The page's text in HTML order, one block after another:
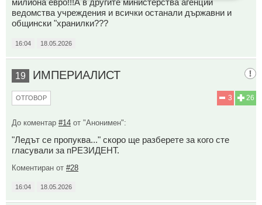
ведомства учреждения и всички останали държавни и
общински "хранилки???
16:04 18.05.2026
19 ИМПЕРИАЛИСТ
26
3
ОТГОВОР
До коментар #14 от "Анонимен":
"Ледът се пропуква..." скоро ще разберете за кого сте
гласували за пРЕЗИДЕНТ.
Коментиран от #28
16:04 18.05.2026